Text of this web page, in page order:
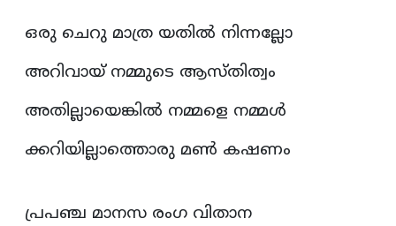
ഒരു ചെറു മാത്ര യതിൽ നിന്നല്ലോ
അറിവായ്‌ നമ്മുടെ ആസ്തിത്വം
അതില്ലായെങ്കിൽ നമ്മളെ നമ്മൾ
ക്കറിയില്ലാത്തൊരു മൺ കഷണം
പ്രപഞ്ച മാനസ രംഗ വിതാന